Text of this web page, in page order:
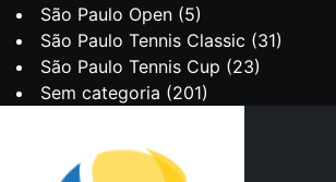
São Paulo Open (5)
São Paulo Tennis Classic (31)
São Paulo Tennis Cup (23)
Sem categoria (201)